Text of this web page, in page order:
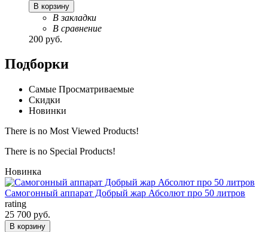
В корзину
В закладки
В сравнение
200 руб.
Подборки
Самые Просматриваемые
Скидки
Новинки
There is no Most Viewed Products!
There is no Special Products!
Новинка
Самогонный аппарат Добрый жар Абсолют про 50 литров
rating
25 700 руб.
В корзину